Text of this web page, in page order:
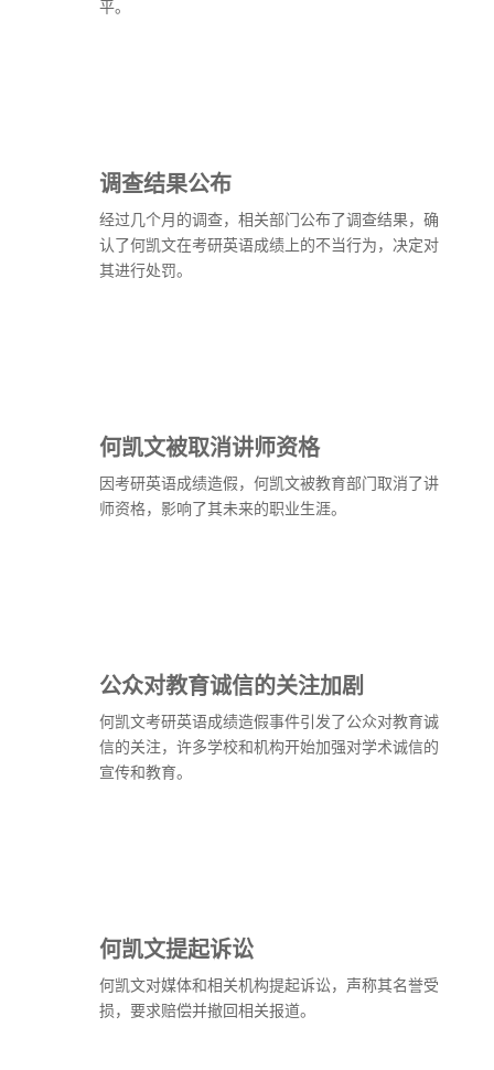
平。
调查结果公布
经过几个月的调查，相关部门公布了调查结果，确
认了何凯文在考研英语成绩上的不当行为，决定对
其进行处罚。
何凯文被取消讲师资格
因考研英语成绩造假，何凯文被教育部门取消了讲
师资格，影响了其未来的职业生涯。
公众对教育诚信的关注加剧
何凯文考研英语成绩造假事件引发了公众对教育诚
信的关注，许多学校和机构开始加强对学术诚信的
宣传和教育。
何凯文提起诉讼
何凯文对媒体和相关机构提起诉讼，声称其名誉受
损，要求赔偿并撤回相关报道。